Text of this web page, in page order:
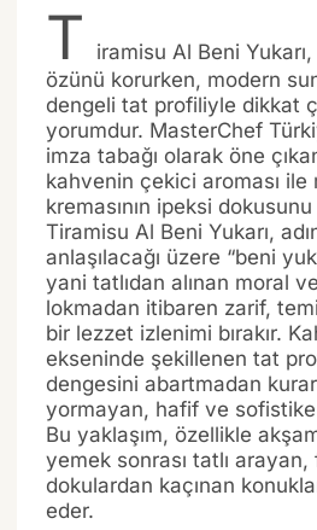
T
iramisu Al Beni
özünü korurken, modern
dengeli tat profiliyle dikkat
yorumdur. MasterChef
imza tabağı olarak öne
kahvenin çekici aroması ile
kremasının ipeksi
Tiramisu Al Beni Yukarı,
anlaşılacağı üzere “beni
yani tatlıdan alınan moral
lokmadan itibaren zarif,
bir lezzet izlenimi bırakır.
ekseninde şekillenen tat
dengesini abartmadan
yormayan, hafif ve
Bu yaklaşım, özellikle
yemek sonrası tatlı arayan,
dokulardan kaçınan
eder.